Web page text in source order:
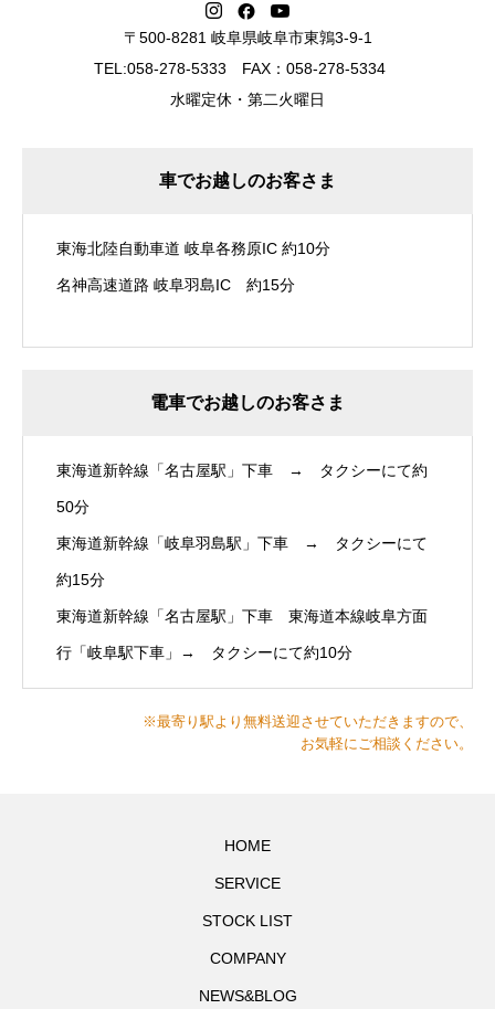
〒500-8281 岐阜県岐阜市東鶉3-9-1
TEL:058-278-5333 FAX：058-278-5334
水曜定休・第二火曜日
車でお越しのお客さま
東海北陸自動車道 岐阜各務原IC 約10分
名神高速道路 岐阜羽島IC 約15分
電車でお越しのお客さま
東海道新幹線「名古屋駅」下車 → タクシーにて約
50分
東海道新幹線「岐阜羽島駅」下車 → タクシーにて
約15分
東海道新幹線「名古屋駅」下車 東海道本線岐阜方面
行「岐阜駅下車」→ タクシーにて約10分
※最寄り駅より無料送迎させていただきますので、
お気軽にご相談ください。
HOME
SERVICE
STOCK LIST
COMPANY
NEWS&BLOG